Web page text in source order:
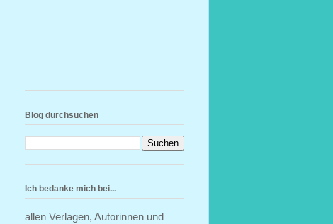
Blog durchsuchen
Ich bedanke mich bei...
allen Verlagen, Autorinnen und